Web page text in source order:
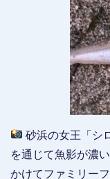
砂浜の女王「シ
を通じて魚影が濃
かけてファミリー